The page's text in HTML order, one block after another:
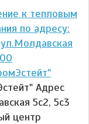
к тепловым
по адресу:
Адрес
5с2, 5с3
центр